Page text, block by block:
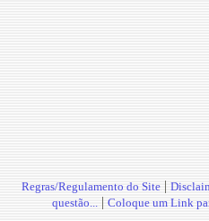
Regras/Regulamento do Site |
questão... | Coloque um Link